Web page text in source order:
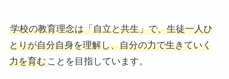
学校の教育理念は「自立と共生」で、生徒一人ひ
とりが自分自身を理解し、自分の力で生きていく
力を育むことを目指しています。